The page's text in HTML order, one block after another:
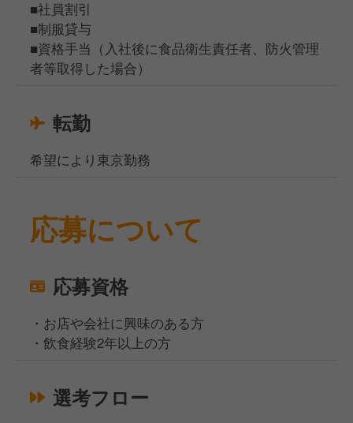
■社員割引
■制服貸与
■資格手当（入社後に食品衛生責任者、防火管理
者等取得した場合）
転勤
希望により東京勤務
応募について
応募資格
・お店や会社に興味のある方
・飲食経験2年以上の方
選考フロー